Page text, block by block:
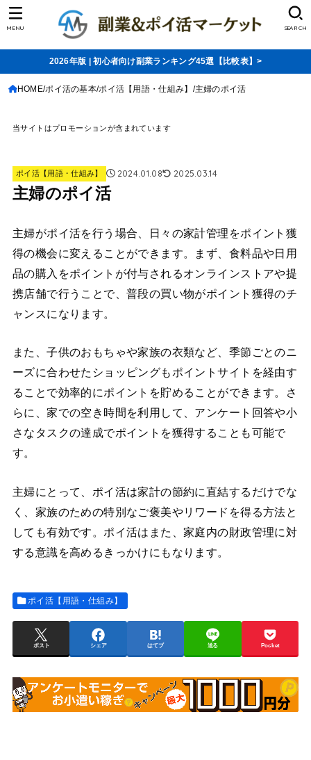
SEARCH
MENU
2026年版 | 初心者向け副業ランキング45選【比較表】>
HOME ポイ活の基本 ポイ活【用語・仕組み】 主婦のポイ活
当サイトはプロモーションが含まれています
ポイ活【用語・仕組み】 2024.01.08 2025.03.14
主婦のポイ活
主婦がポイ活を行う場合、日々の家計管理をポイント獲
得の機会に変えることができます。まず、食料品や日用
品の購入をポイントが付与されるオンラインストアや提
携店舗で行うことで、普段の買い物がポイント獲得のチ
ャンスになります。
また、子供のおもちゃや家族の衣類など、季節ごとのニ
ーズに合わせたショッピングもポイントサイトを経由す
ることで効率的にポイントを貯めることができます。さ
らに、家での空き時間を利用して、アンケート回答や小
さなタスクの達成でポイントを獲得することも可能で
す。
主婦にとって、ポイ活は家計の節約に直結するだけでな
く、家族のための特別なご褒美やリワードを得る方法と
しても有効です。ポイ活はまた、家庭内の財政管理に対
する意識を高めるきっかけにもなります。
ポイ活【用語・仕組み】
ポスト シェア はてブ 送る Pocket